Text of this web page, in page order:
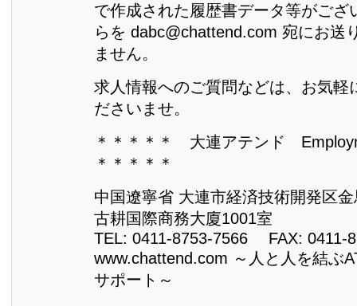
で作成された履歴書データ等がござ
らを dabc@chattend.com 宛にお送
ません。
求人情報へのご質問などは、お気軽
ださいませ。
＊＊＊＊＊ 大連アテンド
＊＊＊＊＊
中国遼寧省 大連市経済技術開発区
古耕国際商務大廈1001室
TEL: 0411-8753-7566 FAX: 0411-
www.chattend.com ～人と人を結ぶ
サポート～